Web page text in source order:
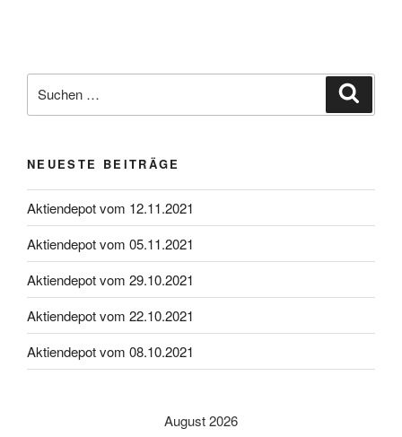
nach:
NEUESTE BEITRÄGE
Aktiendepot vom 12.11.2021
Aktiendepot vom 05.11.2021
Aktiendepot vom 29.10.2021
Aktiendepot vom 22.10.2021
Aktiendepot vom 08.10.2021
August 2026